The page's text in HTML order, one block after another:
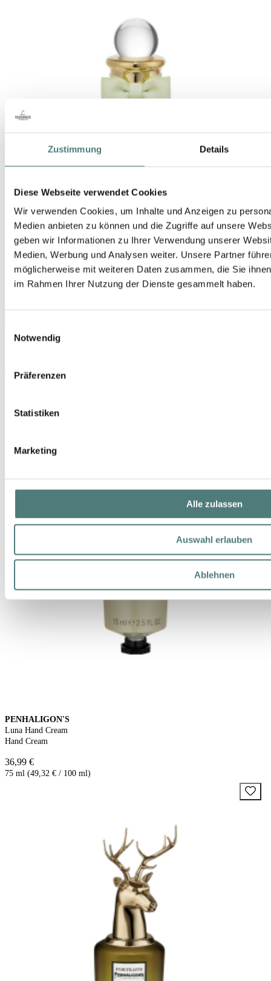
Zustimmung Details
Diese Webseite verwendet Cookies
Wir verwenden Cookies, um Inhalte und Anzeigen zu
Medien anbieten zu können und die Zugriffe auf unsere
geben wir Informationen zu Ihrer Verwendung unserer
Medien, Werbung und Analysen weiter. Unsere Partner
möglicherweise mit weiteren Daten zusammen, die Sie
im Rahmen Ihrer Nutzung der Dienste gesammelt haben.
Notwendig
Präferenzen
Statistiken
Marketing
Alle zulassen
Auswahl erlauben
Ablehnen
EdP Spray
30 ml (410,00 € / 100 ml)
PENHALIGON'S
Luna Hand Cream
Hand Cream
36,99 €
75 ml (49,32 € / 100 ml)